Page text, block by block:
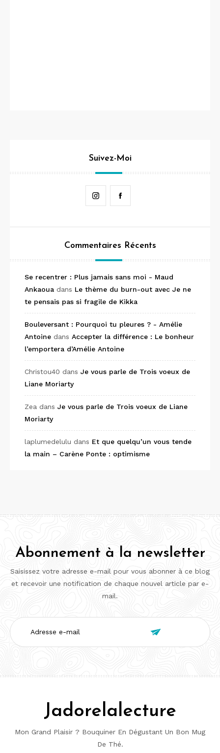
Suivez-Moi
Instagram
Commentaires Récents
Se recentrer : Plus jamais sans moi - Maud
Ankaoua dans Le thème du burn-out avec Je ne
te pensais pas si fragile de Kikka
Bouleversant : Pourquoi tu pleures ? - Amélie
Antoine dans Accepter la différence : Le bonheur
l’emportera d’Amélie Antoine
Christou40 dans Je vous parle de Trois voeux de
Liane Moriarty
Zea dans Je vous parle de Trois voeux de Liane
Moriarty
laplumedelulu dans Et que quelqu’un vous tende
la main – Carène Ponte : optimisme
Abonnement à la newsletter
Saisissez votre adresse e-mail pour vous abonner à ce blog
et recevoir une notification de chaque nouvel article par e-
mail.
Adresse
e-
mail

Jadorelalecture
Mon Grand Plaisir ? Bouquiner En Dégustant Un Bon Mug
De Thé.